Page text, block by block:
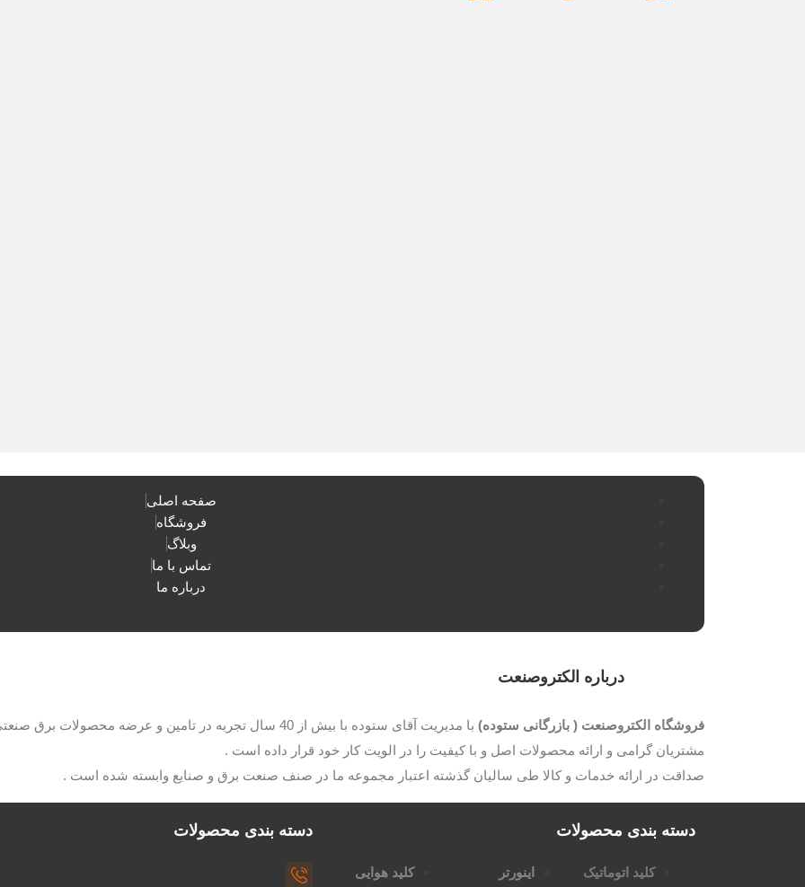
صفحه اصلی
فروشگاه
وبلاگ
تماس با ما
درباره ما
درباره الکتروصنعت
فروشگاه الکتروصنعت ( بازرگانی ستوده)
با مدیریت آقای ستوده با بیش از 40 سال تجربه در تامین و
مشتریان گرامی و ارائه محصولات اصل و با کیفیت را در الویت کار خود قرار داده است .
صداقت در ارائه خدمات و کالا طی سالیان گذشته اعتبار مجموعه ما در صنف صنعت برق و صنایع وابسته شده است .
دسته بندی محصولات
کلید اتوماتیک اینورتر کلید هوایی
دسته بندی محصولات